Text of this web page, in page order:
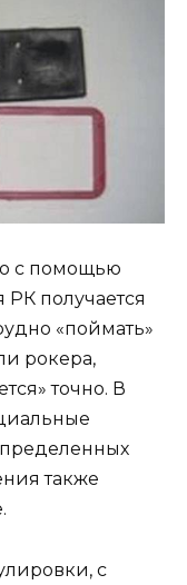
с помощью
РК получается
«поймать»
рокера,
точно. В
также
с